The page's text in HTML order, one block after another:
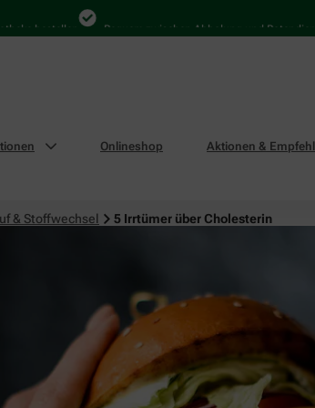
Bequem zwischen Abholung und Botendienst
Onlineshop Aktionen &
& Stoffwechsel 5 Irrtümer über Cholesterin